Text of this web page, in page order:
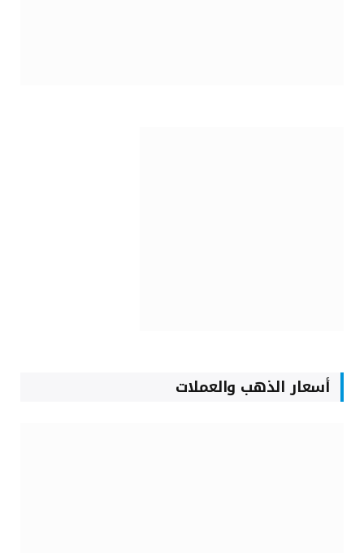
أسعار الذهب والعملات